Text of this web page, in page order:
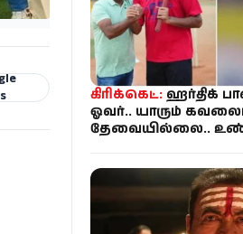
கிரிக்கெட்: ஹர்திக்
ஓவர்.. யாரும்
தேவையில்லை..